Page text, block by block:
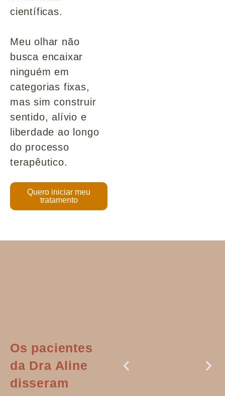
científicas.
Meu olhar não
busca encaixar
ninguém em
categorias fixas,
mas sim construir
sentido, alívio e
liberdade ao longo
do processo
terapêutico.
Quero iniciar meu
tratamento
Os pacientes
da Dra Aline
disseram